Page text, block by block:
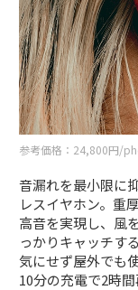
参考価格：24,800円/
音漏れを最小限に
レスイヤホン。重
高音を実現し、風
っかりキャッチす
気にせず屋外でも
10分の充電で2時間